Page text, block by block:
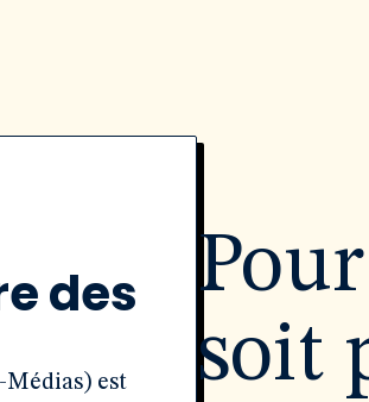
des
est
soit